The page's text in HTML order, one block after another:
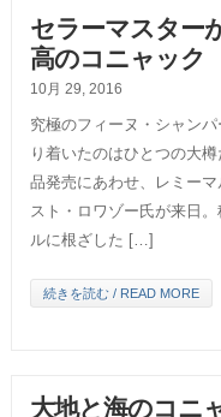
セラーマスター
高のコニャック
10月 29, 2016
究極のフィーヌ・シャン
り着いたのはひとつの大
品発売にあわせ、レミー
スト・ロワゾー氏が来日
ルに根ざした […]
続きを読む / READ MORE
大地と海のコニ